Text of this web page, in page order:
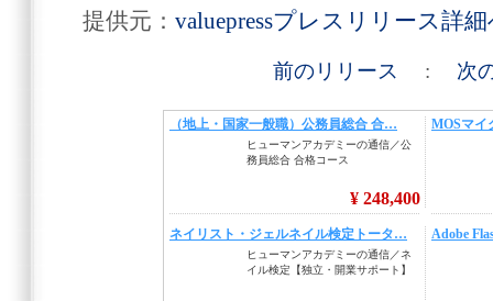
提供元： valuepressプレスリリース詳
前のリリース : 次